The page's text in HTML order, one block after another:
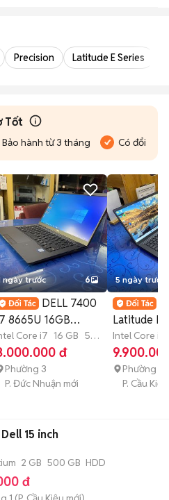
Precision Latitude E Series
Tốt
Bảo hành từ 3 tháng Có đổi trả
ngày trước 6
DELL 7400
8665U 16GB
NVME 14"FHD
USA
Core i7 16 GB 512
SSD đ
Phường 3
P. Đức Nhuận mới
5 ngày trước
Latitude
1265U 14
16GB/
Intel Core i7
GB 256 GB
Phường 2
P. Cầu
15 inch
2 GB 500 GB HDD
đ